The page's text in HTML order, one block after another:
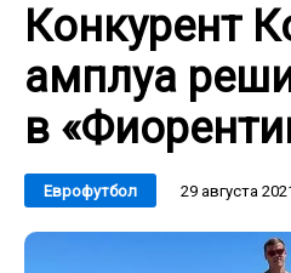
Конкурент
амплуа
в
Еврофутбол 29 августа